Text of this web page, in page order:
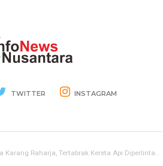
TWITTER INSTAGRAM
Raharja, Tertabrak Kereta Api Diperlintasan Tanjungsari Lemah Abang